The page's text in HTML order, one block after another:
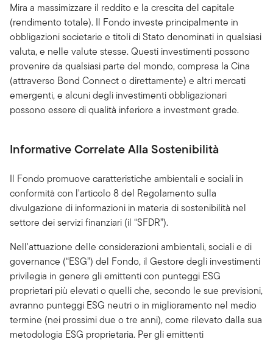
Mira a massimizzare il reddito e la crescita del capitale
(rendimento totale). Il Fondo investe principalmente in
obbligazioni societarie e titoli di Stato denominati in qualsiasi
valuta, e nelle valute stesse. Questi investimenti possono
provenire da qualsiasi parte del mondo, compresa la Cina
(attraverso Bond Connect o direttamente) e altri mercati
emergenti, e alcuni degli investimenti obbligazionari
possono essere di qualità inferiore a investment grade.
Informative Correlate Alla Sostenibilità
Il Fondo promuove caratteristiche ambientali e sociali in
conformità con l'articolo 8 del Regolamento sulla
divulgazione di informazioni in materia di sostenibilità nel
settore dei servizi finanziari (il “SFDR”).
Nell'attuazione delle considerazioni ambientali, sociali e di
governance (“ESG”) del Fondo, il Gestore degli investimenti
privilegia in genere gli emittenti con punteggi ESG
proprietari più elevati o quelli che, secondo le sue previsioni,
avranno punteggi ESG neutri o in miglioramento nel medio
termine (nei prossimi due o tre anni), come rilevato dalla sua
metodologia ESG proprietaria. Per gli emittenti